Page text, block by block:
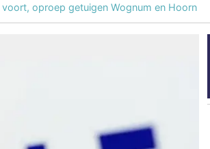
oproep getuigen Wognum en Hoorn